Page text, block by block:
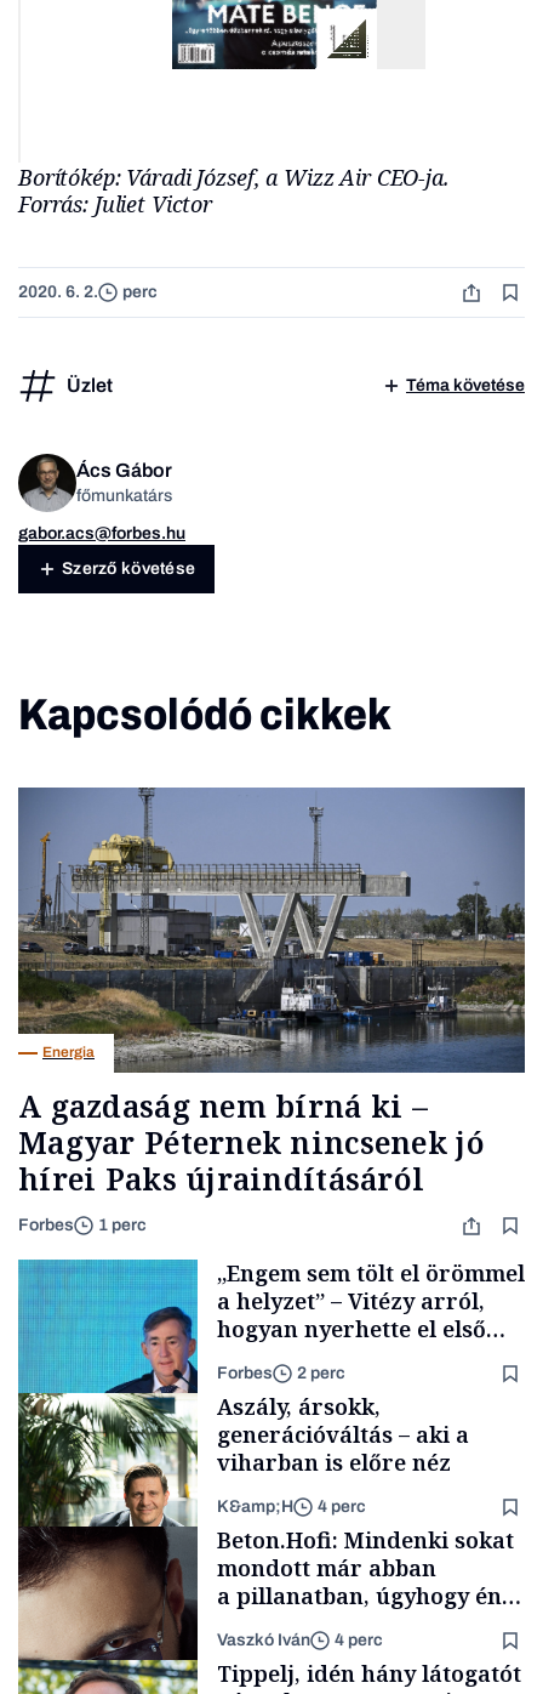
Borítókép: Váradi József, a Wizz Air CEO-ja.
Forrás: Juliet Victor
2020. 6. 2. perc
Üzlet Téma követése
Ács Gábor
főmunkatárs
gabor.acs@forbes.hu
Szerző követése
Kapcsolódó cikkek
Energia
A gazdaság nem bírná ki –
Magyar Péternek nincsenek jó
hírei Paks újraindításáról
Forbes 1 perc
Elszámoltatás
„Engem sem tölt el örömmel
a helyzet” – Vitézy arról,
hogyan nyerhette el első
Tisza-kormány alatt
Forbes 2 perc
TÁMOGATÓI
TARTALOM
Aszály, ársokk,
generációváltás – aki a
viharban is előre néz
K&amp;H 4 perc
Beton.Hofi: Mindenki sokat
mondott már abban
a pillanatban, úgyhogy én
gondolataimat akartam
kimondani
Vaszkó Iván 4 perc
Tippelj, idén hány látogatót